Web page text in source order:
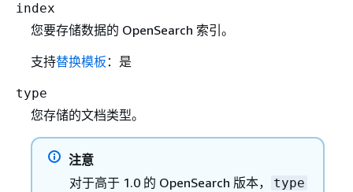
index
您要存储数据的 OpenSearch 索引。
支持替换模板 ：是
type
您存储的文档类型。
注意
对于高于 1.0 的 OpenSearch 版本，
type